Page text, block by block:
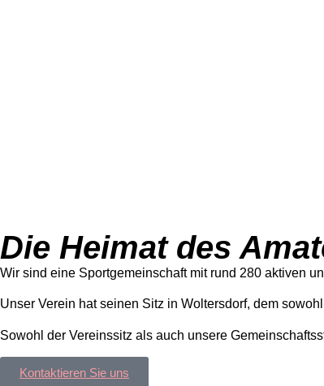
Die Heimat des
Wir sind eine Sportgemeinschaft mit rund 280 aktiven
Unser Verein hat seinen Sitz in Woltersdorf, dem
Sowohl der Vereinssitz als auch unsere
Kontaktieren Sie uns